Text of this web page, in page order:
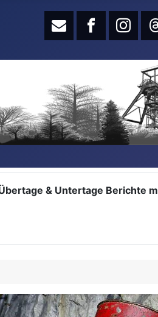
& Untertage Berichte